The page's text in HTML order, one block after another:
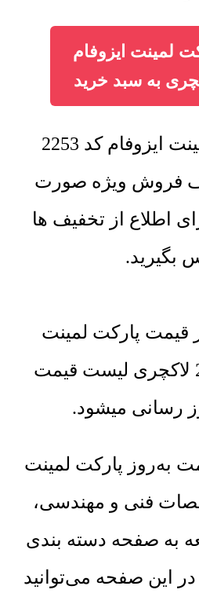
لمینت ایزوفام
خرید پارکت لمینت ایزوفام کد 2253
فروش ویژه صورت
اطلاع از تخفیف ها
بگیرید.
قیمت پارکت لمینت
ایزوفام کد 2253 لاکچری لیست قیمت
رسانی میشود.
به‌روز پارکت لمینت
فنی و مهندسی،
به صفحه دسته بندی
این صفحه می‌توانید